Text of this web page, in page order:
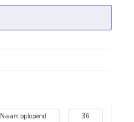
Naam oplopend 36